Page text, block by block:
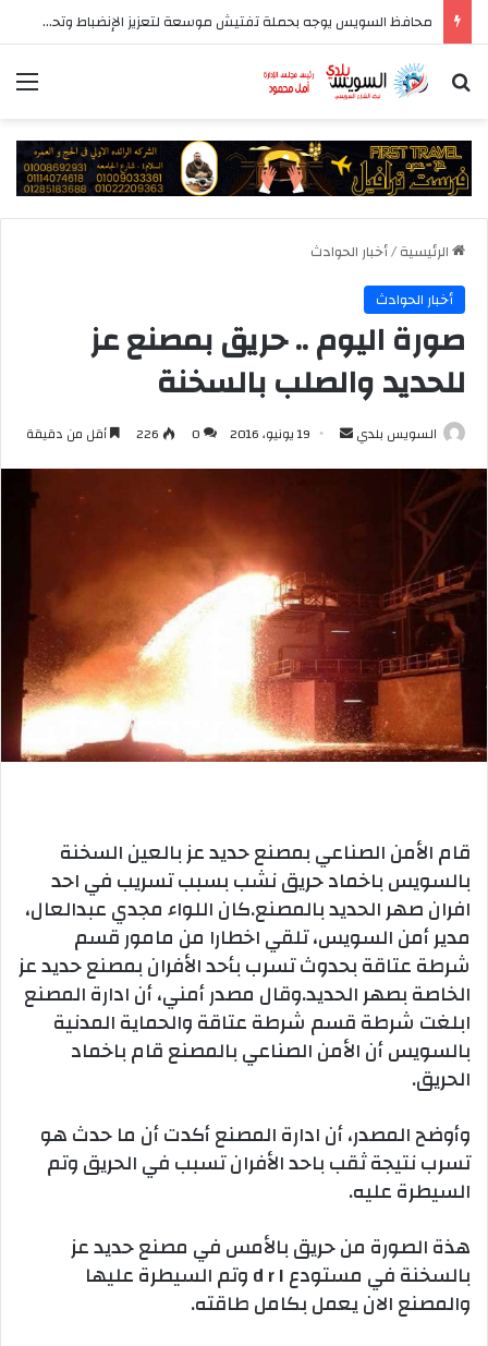
محافظ السويس يوجه بحملة تفتيش موسعة لتعزيز الإنضباط وتحسين مستوى الخدمات بأحياء المحافظة
بحث عن
الرئيسية/أخبار الحوادث
أخبار الحوادث
صورة اليوم .. حريق بمصنع عز
للحديد والصلب بالسخنة
السويس بلدي
أرسل 19 يونيو، 2016 0
226 أقل من دقيقة
قام الأمن الصناعي بمصنع حديد عز بالعين السخنة
بالسويس باخماد حريق نشب بسبب تسريب في احد
افران صهر الحديد بالمصنع.كان اللواء مجدي عبدالعال،
مدير أمن السويس، تلقي اخطارا من مامور قسم
شرطة عتاقة بحدوث تسرب بأحد الأفران بمصنع حديد عز
الخاصة بصهر الحديد.وقال مصدر أمني، أن ادارة المصنع
ابلغت شرطة قسم شرطة عتاقة والحماية المدنية
بالسويس أن الأمن الصناعي بالمصنع قام باخماد
الحريق.
وأوضح المصدر، أن ادارة المصنع أكدت أن ما حدث هو
تسرب نتيجة ثقب باحد الأفران تسبب في الحريق وتم
السيطرة عليه.
هذة الصورة من حريق بالأمس في مصنع حديد عز
بالسخنة في مستودع d r I وتم السيطرة عليها
والمصنع الان يعمل بكامل طاقته.